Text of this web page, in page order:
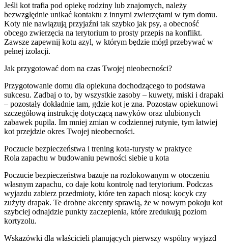
Jeśli kot trafia pod opiekę rodziny lub znajomych, należy
bezwzględnie unikać kontaktu z innymi zwierzętami w tym domu.
Koty nie nawiązują przyjaźni tak szybko jak psy, a obecność
obcego zwierzęcia na terytorium to prosty przepis na konflikt.
Zawsze zapewnij kotu azyl, w którym będzie mógł przebywać w
pełnej izolacji.
Jak przygotować dom na czas Twojej nieobecności?
Przygotowanie domu dla opiekuna dochodzącego to podstawa
sukcesu. Zadbaj o to, by wszystkie zasoby – kuwety, miski i drapaki
– pozostały dokładnie tam, gdzie kot je zna. Pozostaw opiekunowi
szczegółową instrukcję dotyczącą nawyków oraz ulubionych
zabawek pupila. Im mniej zmian w codziennej rutynie, tym łatwiej
kot przejdzie okres Twojej nieobecności.
Poczucie bezpieczeństwa i trening kota-turysty w praktyce
Rola zapachu w budowaniu pewności siebie u kota
Poczucie bezpieczeństwa bazuje na rozlokowanym w otoczeniu
własnym zapachu, co daje kotu kontrolę nad terytorium. Podczas
wyjazdu zabierz przedmioty, które ten zapach niosą: kocyk czy
zużyty drapak. Te drobne akcenty sprawią, że w nowym pokoju kot
szybciej odnajdzie punkty zaczepienia, które zredukują poziom
kortyzolu.
Wskazówki dla właścicieli planujących pierwszy wspólny wyjazd